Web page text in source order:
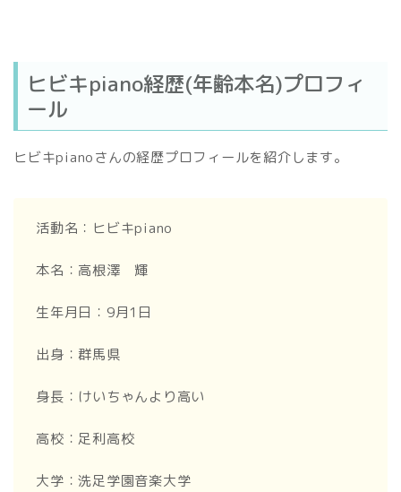
ヒビキpiano経歴(年齢本名)プロフィ
ール
ヒビキpianoさんの経歴プロフィールを紹介します。
活動名：ヒビキpiano
本名：高根澤 輝
生年月日：9月1日
出身：群馬県
身長：けいちゃんより高い
高校：足利高校
大学：洗足学園音楽大学